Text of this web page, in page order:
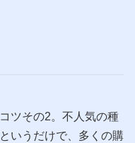
ツその2。不人気の種
いうだけで、多くの購